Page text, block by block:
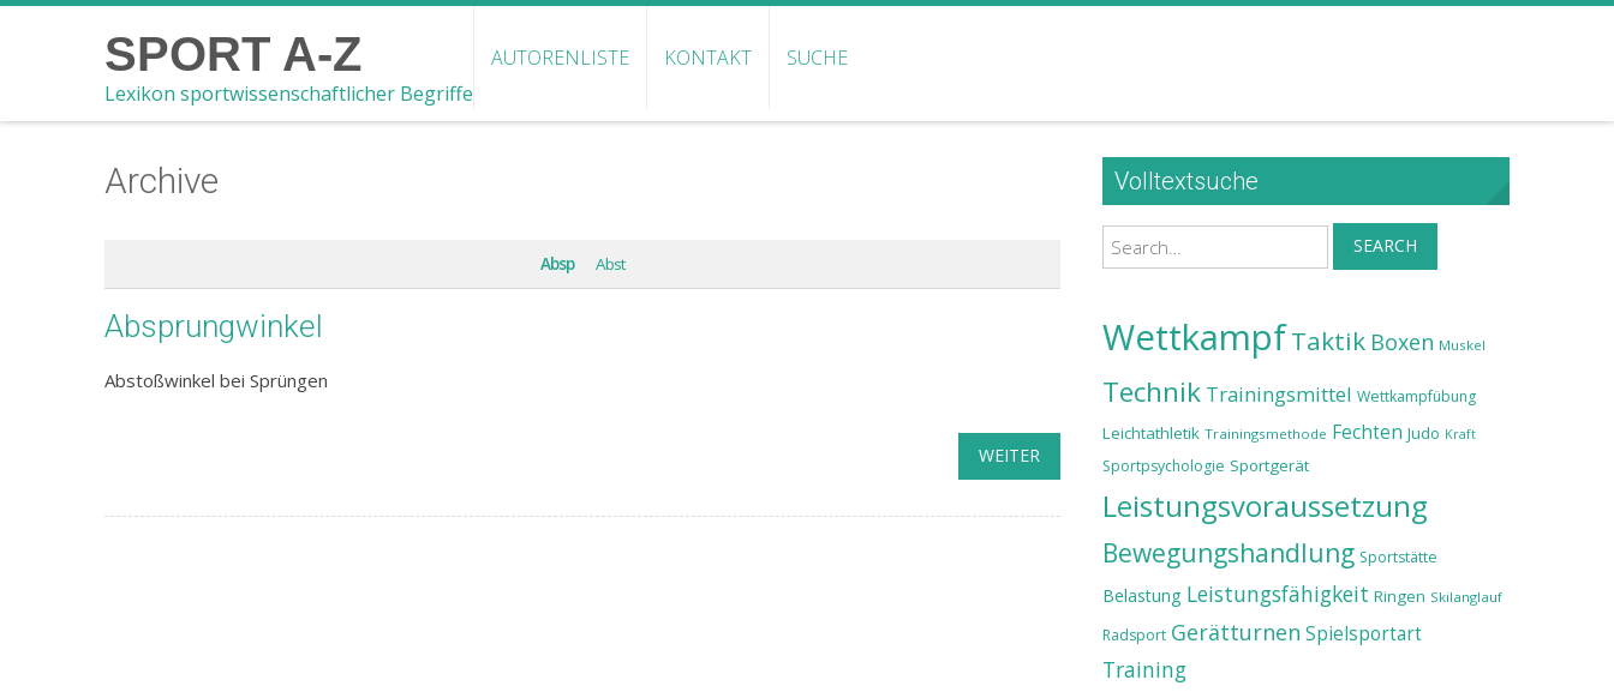
SPORT A-Z
Lexikon sportwissenschaftlicher Begriffe
AUTORENLISTE KONTAKT SUCHE
Archive
Absp Abst
Absprungwinkel
Abstoßwinkel bei Sprüngen
WEITER
Volltextsuche
Search SEARCH
WettkampfTaktik Boxen Muskel
Technik Trainingsmittel Wettkampfübung
Leichtathletik Trainingsmethode Fechten Judo Kraft
Sportpsychologie Sportgerät
Leistungsvoraussetzung
Bewegungshandlung Sportstätte
Belastung Leistungsfähigkeit Ringen Skilanglauf
Radsport Gerätturnen Spielsportart
Training